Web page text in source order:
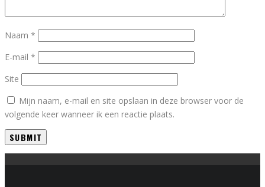
Naam *
E-mail *
Site
Mijn naam, e-mail en site opslaan in deze browser voor de
volgende keer wanneer ik een reactie plaats.